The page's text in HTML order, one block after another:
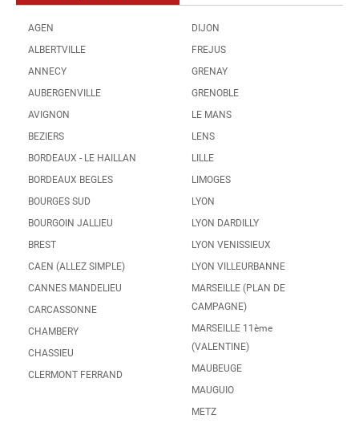
AGEN
ALBERTVILLE
ANNECY
AUBERGENVILLE
AVIGNON
BEZIERS
BORDEAUX - LE HAILLAN
BORDEAUX BEGLES
BOURGES SUD
BOURGOIN JALLIEU
BREST
CAEN (ALLEZ SIMPLE)
CANNES MANDELIEU
CARCASSONNE
CHAMBERY
CHASSIEU
CLERMONT FERRAND
DIJON
FREJUS
GRENAY
GRENOBLE
LE MANS
LENS
LILLE
LIMOGES
LYON
LYON DARDILLY
LYON VENISSIEUX
LYON VILLEURBANNE
MARSEILLE (PLAN DE
CAMPAGNE)
MARSEILLE 11ème
(VALENTINE)
MAUBEUGE
MAUGUIO
METZ